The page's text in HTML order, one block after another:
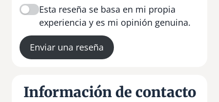
Esta reseña se basa en mi propia
experiencia y es mi opinión genuina.
Enviar una reseña
Información de contacto